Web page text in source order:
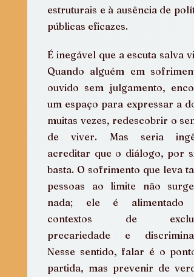
estruturais e à ausência de
públicas eficazes.
É inegável que a escuta salva
Quando alguém em
ouvido sem julgamento,
um espaço para expressar a
muitas vezes, redescobrir o
de viver. Mas seria
acreditar que o diálogo, por si
basta. O sofrimento que leva
pessoas ao limite não surge
nada; ele é alimentado
contextos de
precariedade e
Nesse sentido, falar é o
partida, mas prevenir de